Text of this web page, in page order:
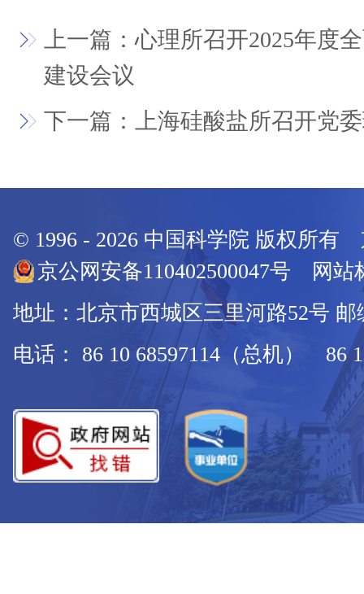
上一篇：心理所召开2025年度
建设会议
下一篇：上海硅酸盐所召开党
© 1996 - 2026 中国科学院 版权所有
京公网安备110402500047号 网站
地址：北京市西城区三里河路52号 邮
电话： 86 10 68597114（总机） 86